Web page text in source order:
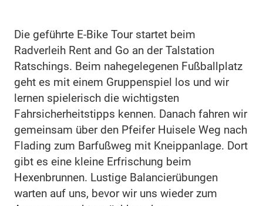
Die geführte E-Bike Tour startet beim
Radverleih Rent and Go an der Talstation
Ratschings. Beim nahegelegenen Fußballplatz
geht es mit einem Gruppenspiel los und wir
lernen spielerisch die wichtigsten
Fahrsicherheitstipps kennen. Danach fahren wir
gemeinsam über den Pfeifer Huisele Weg nach
Flading zum Barfußweg mit Kneippanlage. Dort
gibt es eine kleine Erfrischung beim
Hexenbrunnen. Lustige Balancierübungen
warten auf uns, bevor wir uns wieder zum